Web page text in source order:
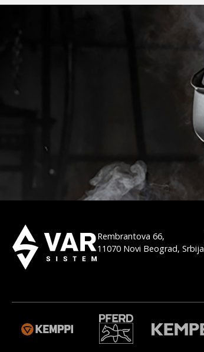
Rembrantova 66,
11070 Novi Beograd, Srbija
WELDAS ORBITALUM MGM